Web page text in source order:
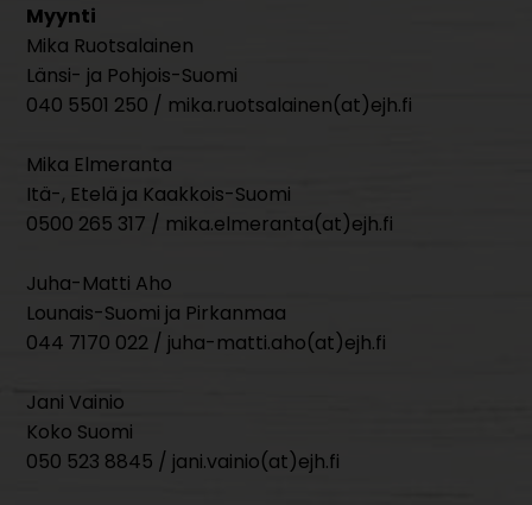
Myynti
Mika Ruotsalainen
Länsi- ja Pohjois-Suomi
040 5501 250 / mika.ruotsalainen(at)ejh.fi
Mika Elmeranta
Itä-, Etelä ja Kaakkois-Suomi
0500 265 317 / mika.elmeranta(at)ejh.fi
Juha-Matti Aho
Lounais-Suomi ja Pirkanmaa
044 7170 022 / juha-matti.aho(at)ejh.fi
Jani Vainio
Koko Suomi
050 523 8845 / jani.vainio(at)ejh.fi